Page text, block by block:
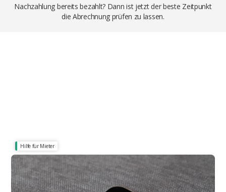
Nachzahlung bereits bezahlt? Dann ist jetzt der beste Zeitpunkt
die Abrechnung prüfen zu lassen.
Hilfe für Mieter
Diese Frist spart dem Mieter richtig Geld!
Nebenkostenabrechnung Frist 2026: Wann sie
spätestens da sein muss